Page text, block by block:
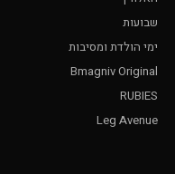
שבועות
ימי הולדת ומסיבות
Bmagniv Original
RUBIES
Leg Avenue